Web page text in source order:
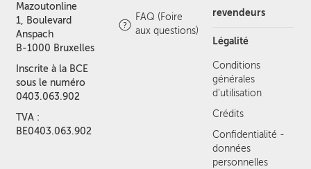
Mazoutonline
1, Boulevard
Anspach
B-1000 Bruxelles
Inscrite à la BCE
sous le numéro
0403.063.902
TVA :
BE0403.063.902
FAQ (Foire
aux questions)
revendeurs
Légalité
Conditions
générales
d'utilisation
Crédits
Confidentialité -
données
personnelles